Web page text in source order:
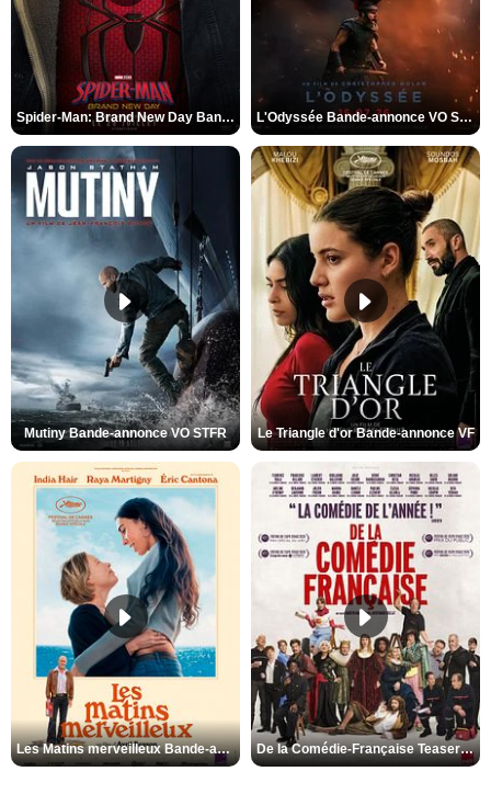
Spider-Man: Brand New Day Bande-annonce VO STFR L'Odyssée Bande-annonce VO STFR
Mutiny Bande-annonce VO STFR Le Triangle d'or Bande-annonce VF
Les Matins merveilleux Bande-annonce VF De la Comédie-Française Teaser VF